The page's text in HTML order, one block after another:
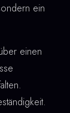
ein
einen